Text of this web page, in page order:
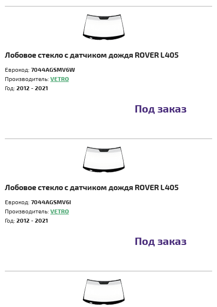
Лобовое стекло с датчиком дождя ROVER L405
Еврокод: 7044AGSMV6W
Производитель: VETRO
Год: 2012 - 2021
Под заказ
Лобовое стекло с датчиком дождя ROVER L405
Еврокод: 7044AGSMV6I
Производитель: VETRO
Год: 2012 - 2021
Под заказ